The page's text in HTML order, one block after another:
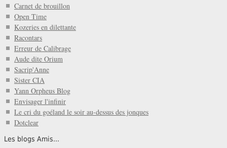
Carnet de brouillon
Open Time
Kozeries en dilettante
Racontars
Erreur de Calibrage
Aude dite Orium
Sacrip'Anne
Sister CIA
Yann Orpheus Blog
Envisager l'infinir
Le cri du goéland le soir au-dessus des jonques
Dotclear
Les blogs Amis...